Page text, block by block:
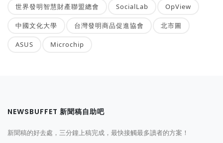
世界發明智慧財產聯盟總會 SocialLab OpView
中國文化大學 台灣發明商品促進協會 北市圖
ASUS Microchip
NEWSBUFFET 新聞稿自助吧
新聞稿的好去處，三分鐘上稿完成，最快接觸最多讀者的方案！